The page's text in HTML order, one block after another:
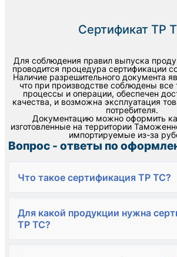
Сертификат ТР
Для соблюдения правил выпуска
проводится процедура сертификации
Наличие разрешительного документа
что при производстве соблюдены все
процессы и операции, обеспечен
качества, и возможна эксплуатация
потребителя.
Документацию можно оформить
изготовленные на территории
импортируемые из-за
Вопрос - ответы по
Что такое сертификация ТР ТС?
Для какой продукции нужна
ТР ТС?